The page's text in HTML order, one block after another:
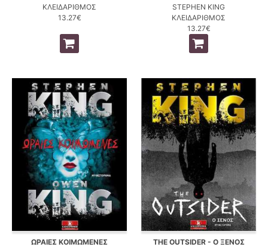
ΚΛΕΙΔΑΡΙΘΜΟΣ
13.27€
STEPHEN KING
ΚΛΕΙΔΑΡΙΘΜΟΣ
13.27€
ΩΡΑΙΕΣ ΚΟΙΜΩΜΕΝΕΣ
THE OUTSIDER - Ο ΞΕΝΟΣ